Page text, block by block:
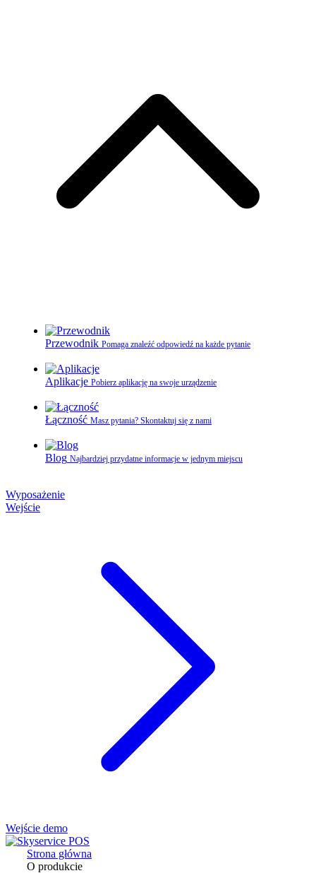
Przewodnik Pomaga znaleźć odpowiedź na każde pytanie
Aplikacje Pobierz aplikację na swoje urządzenie
Łączność Masz pytania? Skontaktuj się z nami
Blog Najbardziej przydatne informacje w jednym miejscu
Wyposażenie
Wejście
Wejście demo
Strona główna
O produkcie